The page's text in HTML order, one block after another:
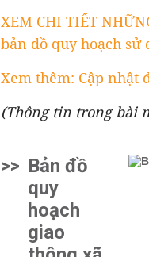
XEM CHI TIẾT
bản đồ quy hoạch sử
Xem thêm: Cập nhật
(Thông tin trong bài
>> Bản đồ
quy
hoạch
giao